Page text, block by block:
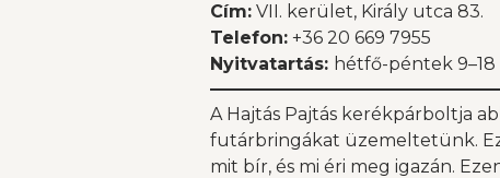
Cím: VII. kerület, Király utca 83.
Telefon: +36 20 669 7955
Nyitvatartás: hétfő-péntek 9–18
A Hajtás Pajtás kerékpárboltja
futárbringákat üzemeltetünk.
mit bír, és mi éri meg igazán.